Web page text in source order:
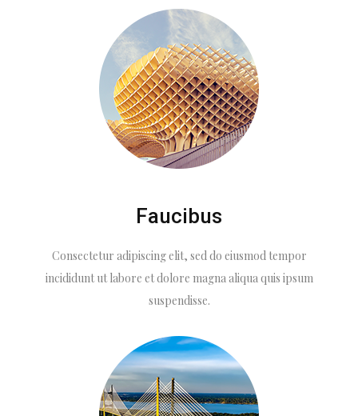
Faucibus
Consectetur adipiscing elit, sed do eiusmod tempor
incididunt ut labore et dolore magna aliqua quis ipsum
suspendisse.